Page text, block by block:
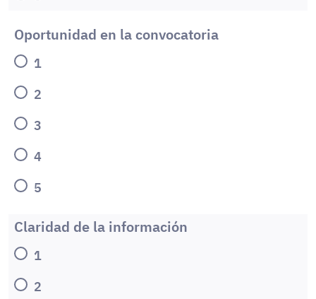
Oportunidad en la convocatoria
1
2
3
4
5
Claridad de la información
1
2